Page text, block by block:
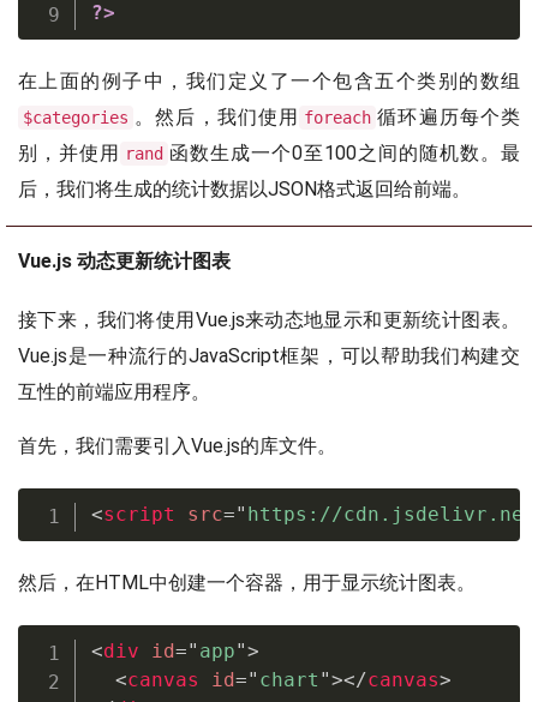
?>
在上面的例子中，我们定义了一个包含五个类别的数组
$categories 。然后，我们使用 foreach 循环遍历每个类
别，并使用 rand 函数生成一个0至100之间的随机数。最
后，我们将生成的统计数据以JSON格式返回给前端。
Vue.js 动态更新统计图表
接下来，我们将使用Vue.js来动态地显示和更新统计图表。
Vue.js是一种流行的JavaScript框架，可以帮助我们构建交
互性的前端应用程序。
首先，我们需要引入Vue.js的库文件。
<script src=" https://cdn.jsdelivr.net/
然后，在HTML中创建一个容器，用于显示统计图表。
<div id=" app">
<canvas id=" chart "></canvas>